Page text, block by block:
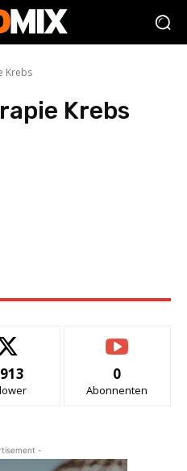
Krebs
Krebs
0
Abonnenten
-